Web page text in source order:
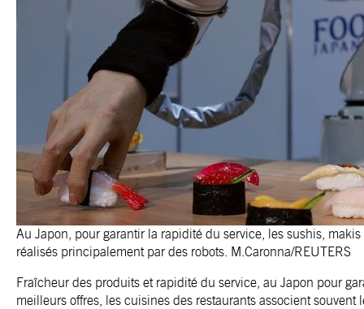
Au Japon, pour garantir la rapidité du service, les sushis, makis
réalisés principalement par des robots. M.Caronna/REUTERS
Fraîcheur des produits et rapidité du service, au Japon pour
meilleurs offres, les cuisines des restaurants associent souvent